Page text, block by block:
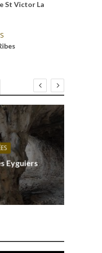
St Victor La
Eyguiers